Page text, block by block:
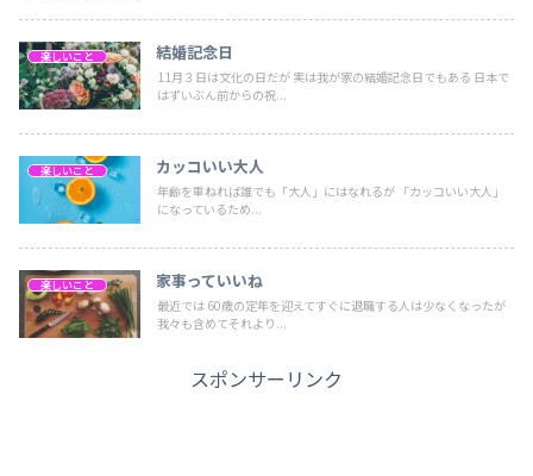
楽しいこと 結婚記念日
11月３日は文化の日だが 実は我が家の結婚記念日でもある 日本で
はずいぶん前からの祝...
楽しいこと カッコいい大人
年齢を重ねれば誰でも「大人」にはなれるが 「カッコいい大人」
になっているため...
楽しいこと 家事っていいね
最近では 60歳の定年を迎えてすぐに退職する人は少なくなったが
我々も含めてそれより...
スポンサーリンク